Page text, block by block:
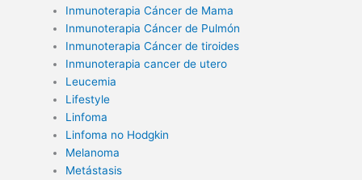
Inmunoterapia Cáncer de Mama
Inmunoterapia Cáncer de Pulmón
Inmunoterapia Cáncer de tiroides
Inmunoterapia cancer de utero
Leucemia
Lifestyle
Linfoma
Linfoma no Hodgkin
Melanoma
Metástasis